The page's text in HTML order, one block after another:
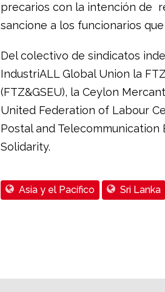
precarios con la intención de
sancione a los funcionarios
Del colectivo de sindicatos
IndustriALL Global Union la
(FTZ&GSEU), la Ceylon
United Federation of Labour
Postal and
Solidarity.
Asia y el Pacífico Sri Lanka